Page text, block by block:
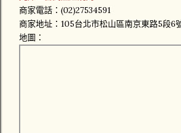
商家電話：(02)27534591
商家地址：105台北市松山區南京東路5段6
地圖：